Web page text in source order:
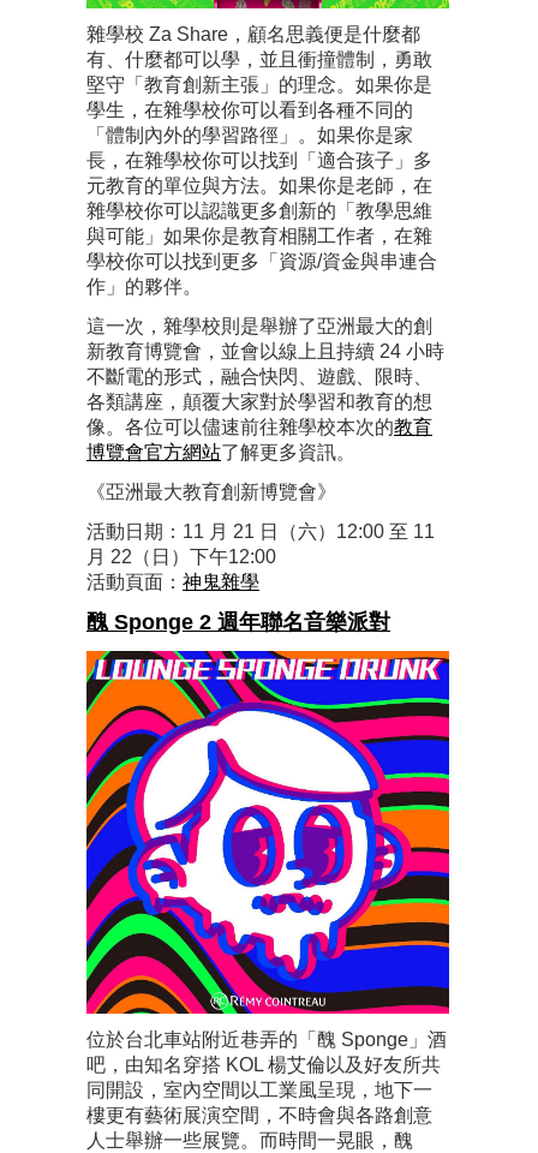
雜學校 Za Share，顧名思義便是什麼都
有、什麼都可以學，並且衝撞體制，勇敢
堅守「教育創新主張」的理念。如果你是
學生，在雜學校你可以看到各種不同的
「體制內外的學習路徑」。如果你是家
長，在雜學校你可以找到「適合孩子」多
元教育的單位與方法。如果你是老師，在
雜學校你可以認識更多創新的「教學思維
與可能」如果你是教育相關工作者，在雜
學校你可以找到更多「資源/資金與串連合
作」的夥伴。
這一次，雜學校則是舉辦了亞洲最大的創
新教育博覽會，並會以線上且持續 24 小時
不斷電的形式，融合快閃、遊戲、限時、
各類講座，顛覆大家對於學習和教育的想
像。各位可以儘速前往雜學校本次的教育
博覽會官方網站了解更多資訊。
《亞洲最大教育創新博覽會》
活動日期：11 月 21 日（六）12:00 至 11
月 22（日）下午12:00
活動頁面： 神鬼雜學
醜 Sponge 2 週年聯名音樂派對
位於台北車站附近巷弄的「醜 Sponge」酒
吧，由知名穿搭 KOL 楊艾倫以及好友所共
同開設，室內空間以工業風呈現，地下一
樓更有藝術展演空間，不時會與各路創意
人士舉辦一些展覽。而時間一晃眼，醜